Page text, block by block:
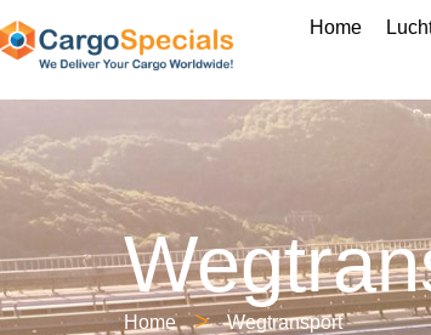
Home
Home > Wegtransport